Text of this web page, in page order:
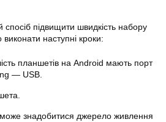
підвищити швидкість набору
наступні кроки:
планшетів на Android мають порт
— USB.
може знадобитися джерело живлення